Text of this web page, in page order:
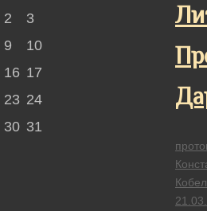
2
3
9
10
16 17
23 24
30 31